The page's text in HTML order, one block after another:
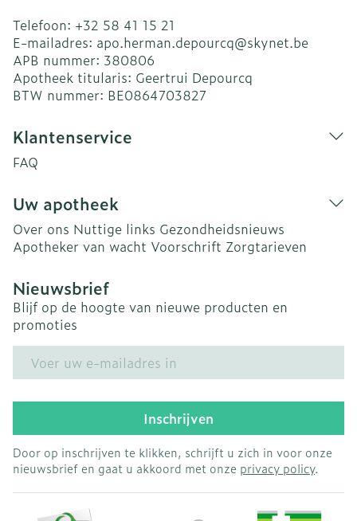
Telefoon: +32 58 41 15 21
E-mailadres: apo.herman.depourcq@skynet.be
APB nummer: 380806
Apotheek titularis: Geertrui Depourcq
BTW nummer: BE0864703827
Klantenservice
FAQ
Uw apotheek
Over ons Nuttige links Gezondheidsnieuws
Apotheker van wacht Voorschrift Zorgtarieven
Nieuwsbrief
Blijf op de hoogte van nieuwe producten en
promoties
Inschrijven
Door op inschrijven te klikken, schrijft u zich in voor onze
nieuwsbrief en gaat u akkoord met onze privacy policy.